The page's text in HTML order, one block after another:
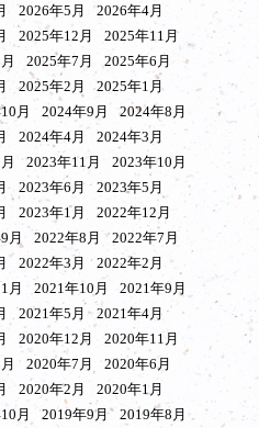
2026年5月
2026年4月
2025年12月
2025年11月
2025年7月
2025年6月
2025年2月
2025年1月
月 2024年9月
2024年8月
2024年4月
2024年3月
2023年11月
2023年10月
2023年6月
2023年5月
2023年1月
2022年12月
月 2022年8月
2022年7月
2022年3月
2022年2月
月 2021年10月
2021年9月
2021年5月
2021年4月
2020年12月
2020年11月
2020年7月
2020年6月
2020年2月
2020年1月
月 2019年9月
2019年8月